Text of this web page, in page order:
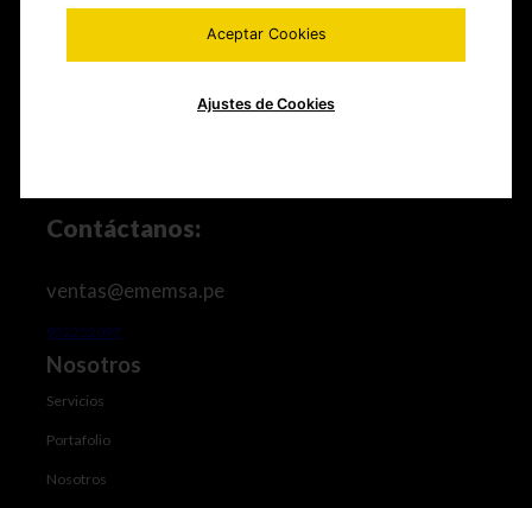
especializada y mucho más.
Contáctanos:
ventas@ememsa.pe
952252097
Nosotros
Servicios
Portafolio
Nosotros
Aceptar Cookies
Ajustes de Cookies